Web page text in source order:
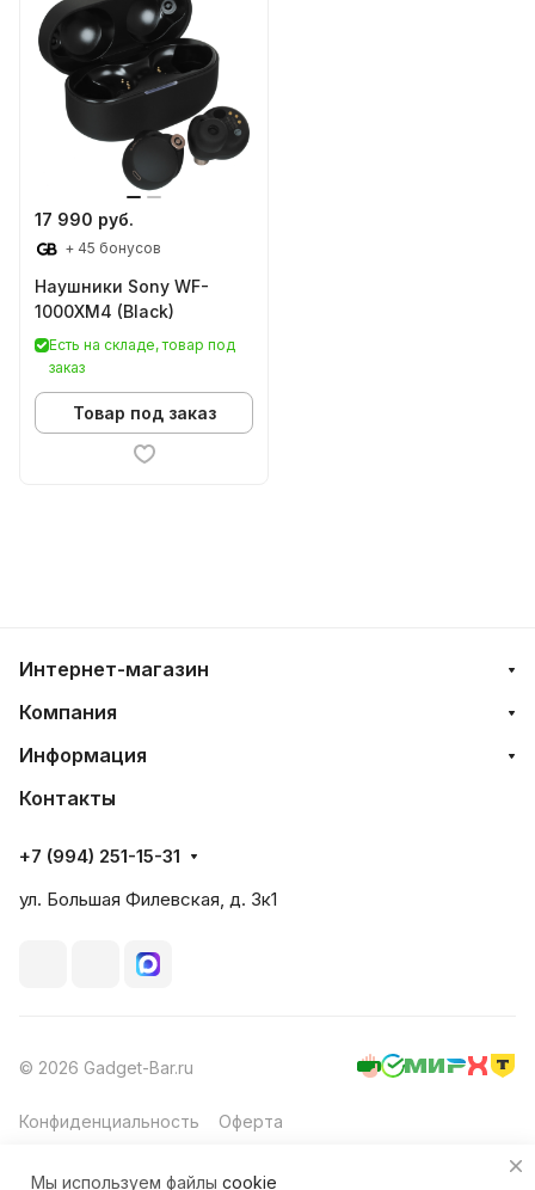
17 990 руб.
+ 45 бонусов
Наушники Sony WF-
1000XM4 (Black)
Есть на складе, товар под
заказ
Товар под заказ
Интернет-магазин
Компания
Информация
Контакты
+7 (994) 251-15-31
ул. Большая Филевская, д. 3к1
© 2026 Gadget-Bar.ru
Конфиденциальность Оферта
Мы используем файлы cookie